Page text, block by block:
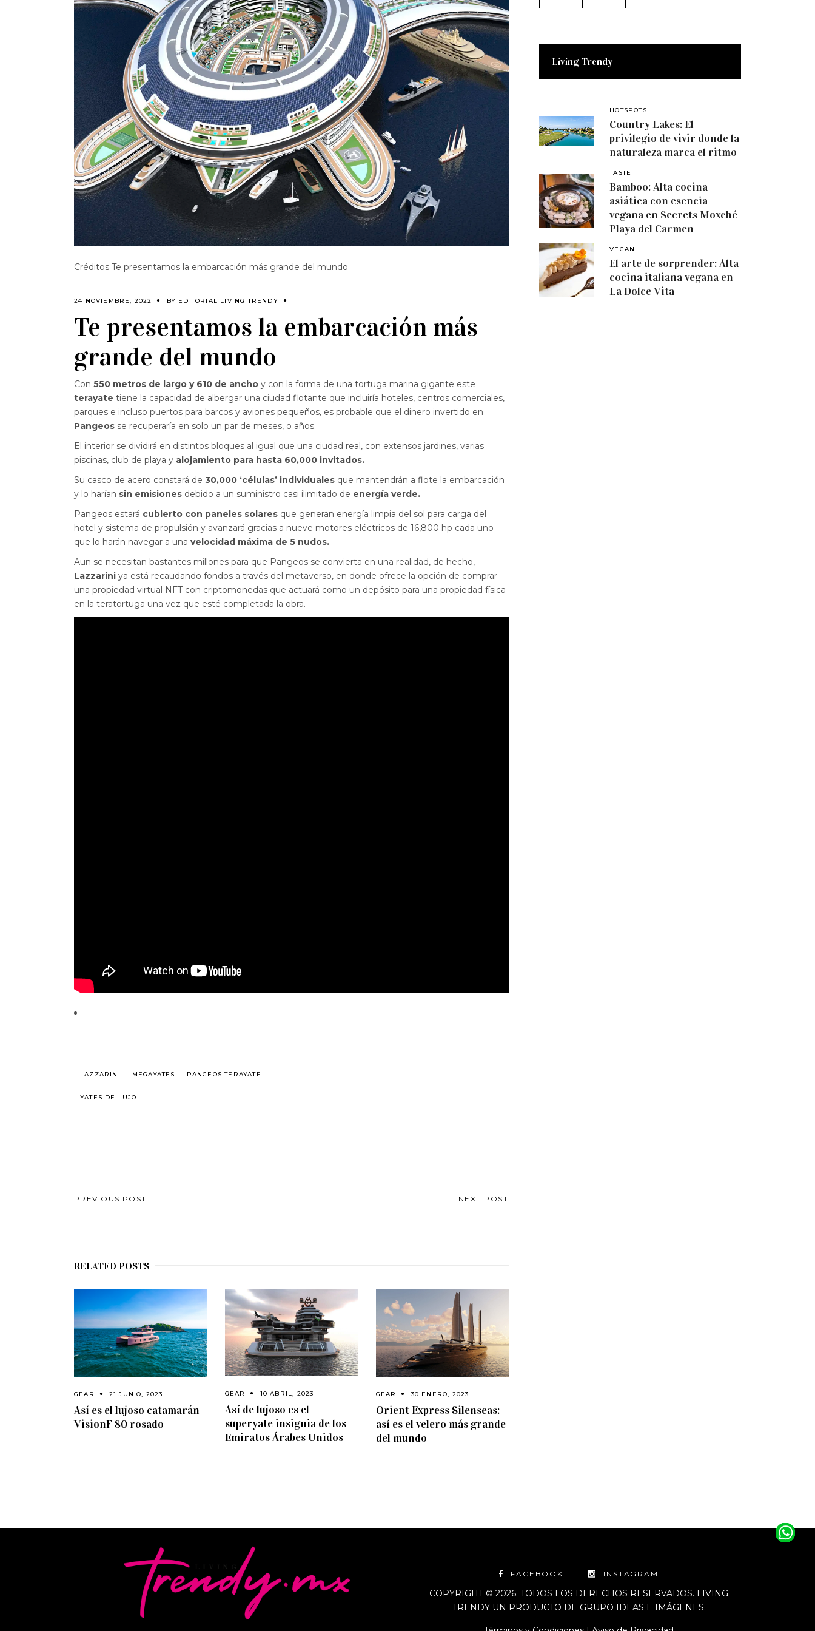
Créditos Te presentamos la embarcación más grande del mundo
24 NOVIEMBRE, 2022 BY EDITORIAL LIVING TRENDY
Te presentamos la embarcación más
grande del mundo
Con 550 metros de largo y 610 de ancho y con la forma de una tortuga marina gigante este
terayate tiene la capacidad de albergar una ciudad flotante que incluiría hoteles, centros comerciales,
parques e incluso puertos para barcos y aviones pequeños, es probable que el dinero invertido en
Pangeos se recuperaría en solo un par de meses, o años.
El interior se dividirá en distintos bloques al igual que una ciudad real, con extensos jardines, varias
piscinas, club de playa y alojamiento para hasta 60,000 invitados.
Su casco de acero constará de 30,000 ‘células’ individuales que mantendrán a flote la embarcación
y lo harían sin emisiones debido a un suministro casi ilimitado de energía verde.
Pangeos estará cubierto con paneles solares que generan energía limpia del sol para carga del
hotel y sistema de propulsión y avanzará gracias a nueve motores eléctricos de 16,800 hp cada uno
que lo harán navegar a una velocidad máxima de 5 nudos.
Aun se necesitan bastantes millones para que Pangeos se convierta en una realidad, de hecho,
Lazzarini ya está recaudando fondos a través del metaverso, en donde ofrece la opción de comprar
una propiedad virtual NFT con criptomonedas que actuará como un depósito para una propiedad física
en la teratortuga una vez que esté completada la obra.
LAZZARINI MEGAYATES PANGEOS TERAYATE
YATES DE LUJO
PREVIOUS POST NEXT POST
RELATED POSTS
GEAR 21 JUNIO, 2023
Así es el lujoso catamarán
VisionF 80 rosado
GEAR 10 ABRIL, 2023
Así de lujoso es el
superyate insignia de los
Emiratos Árabes Unidos
GEAR 30 ENERO, 2023
Orient Express Silenseas:
así es el velero más grande
del mundo
Living Trendy
HOTSPOTS
Country Lakes: El
privilegio de vivir donde la
naturaleza marca el ritmo
TASTE
Bamboo: Alta cocina
asiática con esencia
vegana en Secrets Moxché
Playa del Carmen
VEGAN
El arte de sorprender: Alta
cocina italiana vegana en
La Dolce Vita
FACEBOOK INSTAGRAM
COPYRIGHT © 2026. TODOS LOS DERECHOS RESERVADOS. LIVING
TRENDY UN PRODUCTO DE GRUPO IDEAS E IMÁGENES.